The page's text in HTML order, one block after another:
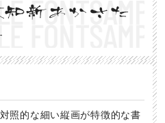
新あかさた
照的な細い縦画が特徴的な書